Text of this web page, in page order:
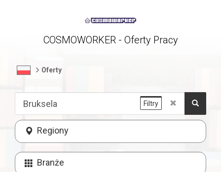
COSMOWORKER - Oferty Pracy
Oferty
Regiony
Branże
Filtry